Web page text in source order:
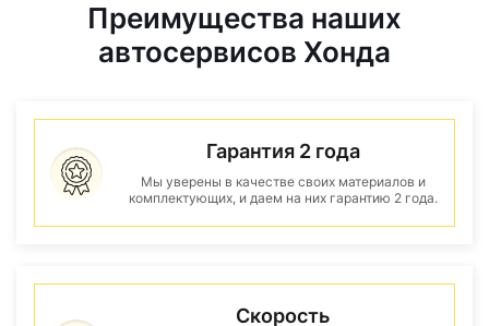
Преимущества наших
автосервисов Хонда
Гарантия 2 года
Мы уверены в качестве своих материалов и
комплектующих, и даем на них гарантию 2 года.
Скорость